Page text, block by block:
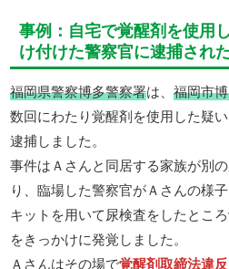
事例：自宅で覚醒剤を使用
け付けた警察官に逮捕され
福岡県警察博多警察署は、福岡市
数回にわたり覚醒剤を使用した疑
逮捕しました。
事件はＡさんと同居する家族が別
り、臨場した警察官がＡさんの様
キットを用いて尿検査をしたとこ
をきっかけに発覚しました。
Ａさんはその場で覚醒剤取締法違反